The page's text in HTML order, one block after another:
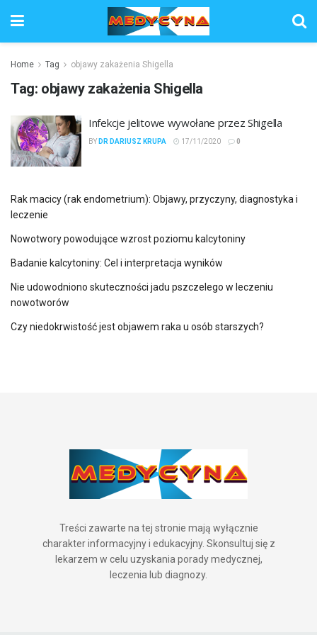
Home Tag objawy zakażenia Shigella
Tag: objawy zakażenia Shigella
Infekcje jelitowe wywołane przez Shigella
BY DR DARIUSZ KRUPA 17/11/2020 0
Rak macicy (rak endometrium): Objawy, przyczyny, diagnostyka i
leczenie
Nowotwory powodujące wzrost poziomu kalcytoniny
Badanie kalcytoniny: Cel i interpretacja wyników
Nie udowodniono skuteczności jadu pszczelego w leczeniu
nowotworów
Czy niedokrwistość jest objawem raka u osób starszych?
Treści zawarte na tej stronie mają wyłącznie
charakter informacyjny i edukacyjny. Skonsultuj się z
lekarzem w celu uzyskania porady medycznej,
leczenia lub diagnozy.